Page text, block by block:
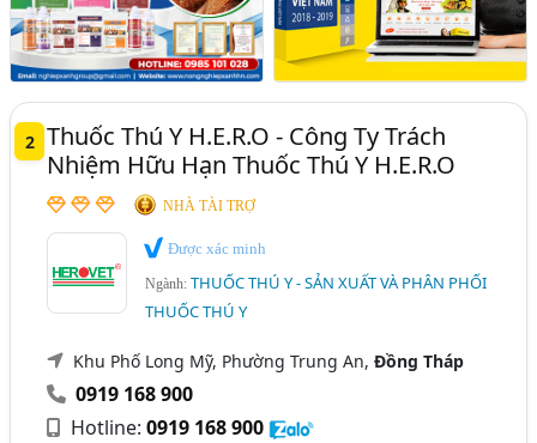
2 Thuốc Thú Y H.E.R.O - Công Ty Trách
Nhiệm Hữu Hạn Thuốc Thú Y H.E.R.O
NHÀ TÀI TRỢ
Được xác minh
Ngành:THUỐC THÚ Y - SẢN XUẤT VÀ PHÂN PHỐI
THUỐC THÚ Y
Khu Phố Long Mỹ, Phường Trung An,Đồng Tháp
0919 168 900
Hotline:0919 168 900